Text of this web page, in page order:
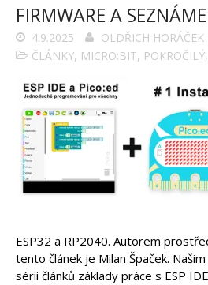
FIRMWARE A
4.9.2025
OLDŘICH HORÁČEK
ČLÁNKY, MICRO:BIT, POKROČILÝ,
ESP32 a RP2040. Autorem
tento článek je Milan Špaček.
sérii článků základy práce s ESP